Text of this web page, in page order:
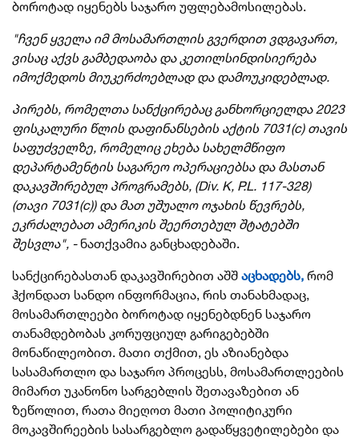
ბოროტად იყენებს საჯარო უფლებამოსილებას.
"ჩვენ ყველა იმ მოსამართლის გვერდით ვდგავართ,
ვისაც აქვს გამბედაობა და კეთილსინდისიერება
იმოქმედოს მიუკერძოებლად და დამოუკიდებლად.
პირებს, რომელთა სანქცირებაც განხორციელდა 2023
ფისკალური წლის დაფინანსების აქტის 7031(c) თავის
საფუძველზე, რომელიც ეხება სახელმწიფო
დეპარტამენტის საგარეო ოპერაციებსა და მასთან
დაკავშირებულ პროგრამებს, (Div. K, P.L. 117-328)
(თავი 7031(c)) და მათ უშუალო ოჯახის წევრებს,
ეკრძალებათ ამერიკის შეერთებულ შტატებში
შესვლა", - ნათქვამია განცხადებაში.
სანქცირებასთან დაკავშირებით აშშ აცხადებს, რომ
ჰქონდათ სანდო ინფორმაცია, რის თანახმადაც,
მოსამართლეები ბოროტად იყენებდნენ საჯარო
თანამდებობას კორუფციულ გარიგებებში
მონაწილეობით. მათი თქმით, ეს აზიანებდა
სასამართლო და საჯარო პროცესს, მოსამართლეების
მიმართ უკანონო სარგებლის შეთავაზებით ან
ზეწოლით, რათა მიეღოთ მათი პოლიტიკური
მოკავშირეების სასარგებლო გადაწყვეტილებები და